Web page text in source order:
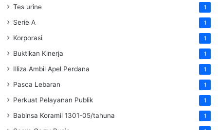
Tes urine 1
Serie A 1
Korporasi 1
Buktikan Kinerja 1
Illiza Ambil Apel Perdana 1
Pasca Lebaran 1
Perkuat Pelayanan Publik 1
Babinsa Koramil 1301-05/tahuna 1